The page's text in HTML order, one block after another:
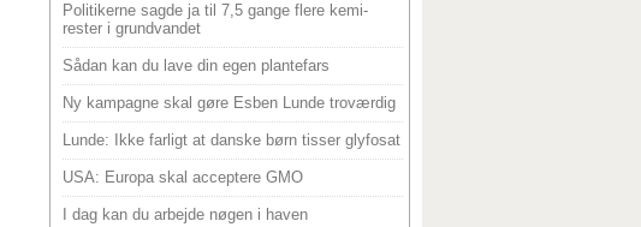
Politikerne sagde ja til 7,5 gange flere kemi-
rester i grundvandet
Sådan kan du lave din egen plantefars
Ny kampagne skal gøre Esben Lunde troværdig
Lunde: Ikke farligt at danske børn tisser glyfosat
USA: Europa skal acceptere GMO
I dag kan du arbejde nøgen i haven